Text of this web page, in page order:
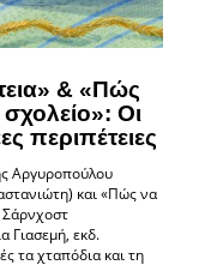
& «Πώς
Οι
περιπέτειες
Αργυροπούλου
και «Πώς να
Σάρνχοστ
Γιασεμή, εκδ.
τα χταπόδια και τη